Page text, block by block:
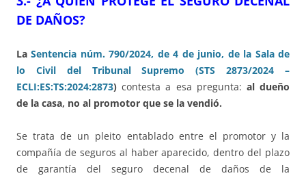
DE DAÑOS?
LaSentencia núm. 790/2024, de 4 de junio, de la Sala de
lo Civil del Tribunal Supremo (STS 2873/2024 –
ECLI:ES:TS:2024:2873)contesta a esa pregunta: al dueño
de la casa, no al promotor que se la vendió.
Se trata de un pleito entablado entre el promotor y la
compañía de seguros al haber aparecido, dentro del plazo
de garantía del seguro decenal de daños de la